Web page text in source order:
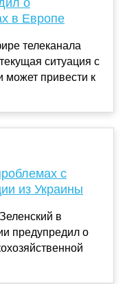
о
в Европе
телеканала
ситуация с
может привести к
с
из Украины
в
предупредил о